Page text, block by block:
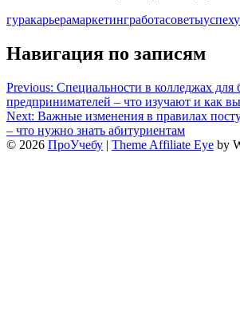
гуракарьерамаркетингработасоветыуспех
Навигация по записям
Previous: Специальности в колледжах для
предпринимателей – что изучают и как
Next: Важные изменения в правилах
– что нужно знать абитуриентам
© 2026 ПроУчебу | Theme Affiliate Eye by